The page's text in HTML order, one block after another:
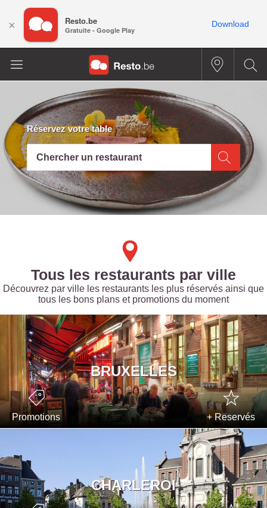
Réservez votre table
Chercher un restaurant
Tous les restaurants par ville
Découvrez par ville les restaurants les plus réservés ainsi que
tous les bons plans et promotions du moment
BRUXELLES
Promotions + Reservés
CHARLEROI
× Resto.be
Gratuite - Google Play
Download